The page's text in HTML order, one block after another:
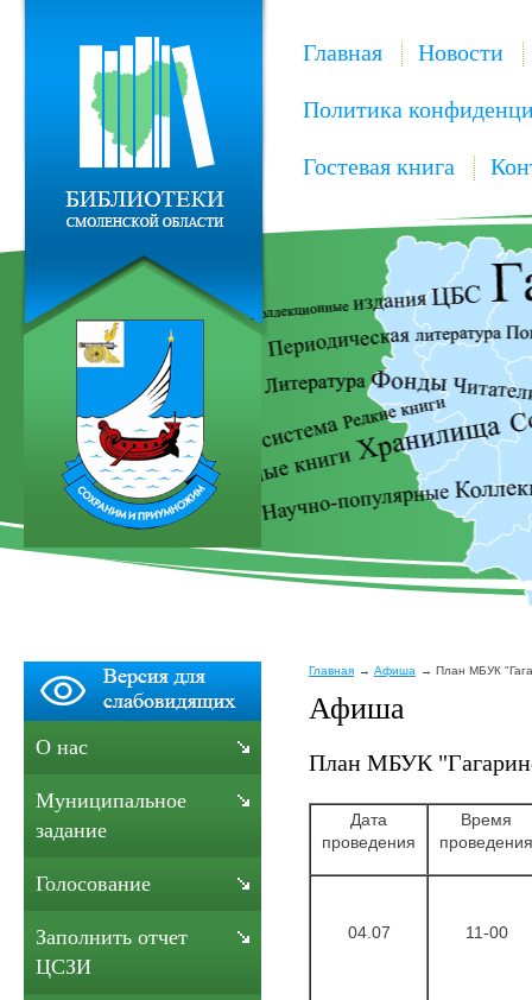
Главная Новости
Политика
Гостевая книга
Главная Афиша План МБУК
Афиша
План МБУК
Дата
проведения
Время
проведения
04.07 11-00
О нас
Муниципальное
задание
Голосование
Заполнить отчет
ЦСЗИ